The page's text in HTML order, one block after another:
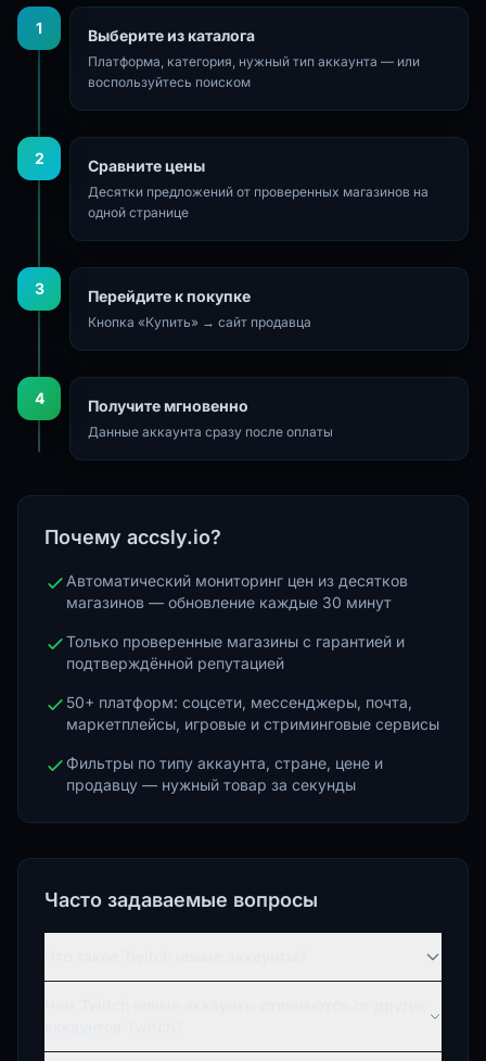
1 Выберите из каталога
Платформа, категория, нужный тип аккаунта — или
воспользуйтесь поиском
2 Сравните цены
Десятки предложений от проверенных магазинов на
одной странице
3 Перейдите к покупке
Кнопка «Купить» → сайт продавца
4 Получите мгновенно
Данные аккаунта сразу после оплаты
Почему accsly.io?
Автоматический мониторинг цен из десятков
магазинов — обновление каждые 30 минут
Только проверенные магазины с гарантией и
подтверждённой репутацией
50+ платформ: соцсети, мессенджеры, почта,
маркетплейсы, игровые и стриминговые сервисы
Фильтры по типу аккаунта, стране, цене и
продавцу — нужный товар за секунды
Часто задаваемые вопросы